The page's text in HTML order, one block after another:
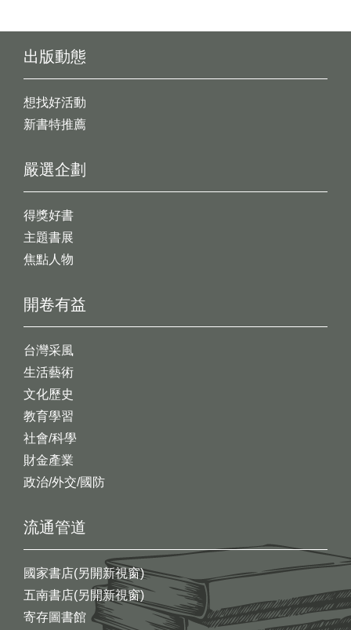
出版動態
想找好活動
新書特推薦
開卷有益
台灣采風
生活藝術
文化歷史
教育學習
社會/科學
財金產業
政治/外交/國防
嚴選企劃
得獎好書
主題書展
焦點人物
流通管道
國家書店(另開新視窗)
五南書店(另開新視窗)
寄存圖書館